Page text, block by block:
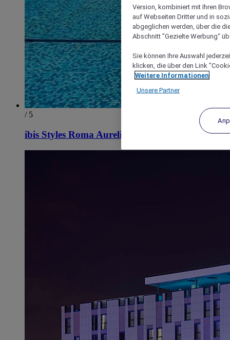
/ 5
ibis Styles Roma Aurelia
Version, kombiniert mit Ihren
auf Webseiten Dritter und in
abgeglichen werden, über die
Abschnitt "Gezielte Werbung“
Sie können Ihre Auswahl
klicken, die über den Link
Weitere Informationen
Unsere Partner